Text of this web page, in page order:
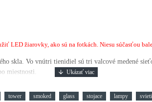
LED žiarovky, ako sú na fotkách. Niesu súčasťou
skla. Vo vnútri tienidiel sú tri valcové medené
miestnosti.
tower smoked glass stojace lampy